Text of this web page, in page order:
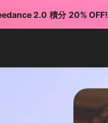
2.0 積分 20% OFF!